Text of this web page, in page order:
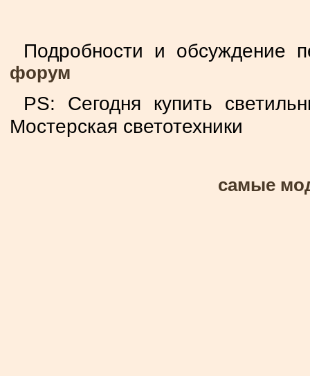
Подробности и
форум
PS: Сегодня купить
Мостерская светотехники
самые